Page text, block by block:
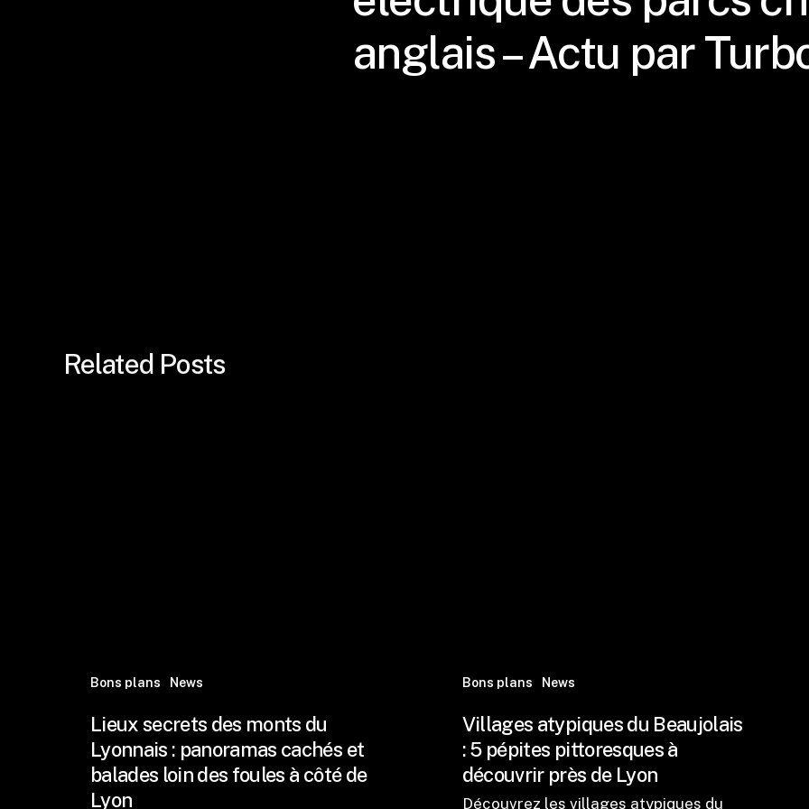
anglais – Actu par
Related Posts
Bons plans News
Lieux secrets des monts du
Lyonnais : panoramas cachés et
balades loin des foules à côté de
Lyon
Bons plans News
Villages atypiques du Beaujolais
: 5 pépites pittoresques à
découvrir près de Lyon
Découvrez les villages atypiques du